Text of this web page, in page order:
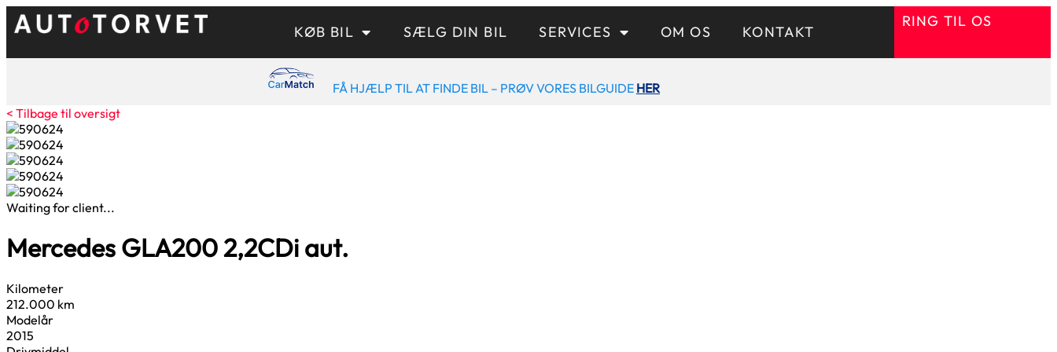
KØB BIL SÆLG DIN BIL SERVICES OM OS KONTAKT
RING TIL OS
FÅ HJÆLP TIL AT FINDE BIL – PRØV VORES BILGUIDE HER
< Tilbage til oversigt
Waiting for client...
Mercedes GLA2002,2CDi aut.
Kilometer
212.000 km
Modelår
2015